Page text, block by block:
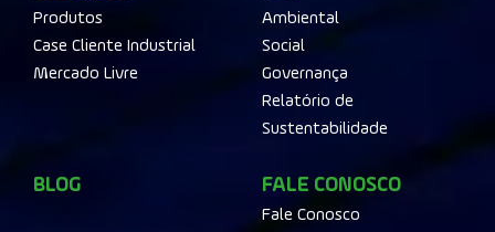
Produtos
Case Cliente Industrial
Mercado Livre
Ambiental
Social
Governança
Relatório de
Sustentabilidade
BLOG FALE CONOSCO
Fale Conosco